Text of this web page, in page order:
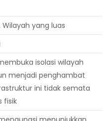
yang luas
isolasi wilayah
menjadi penghambat
ini tidak semata
fisik